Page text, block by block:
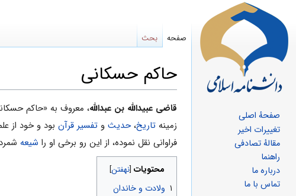
حاکم حسکانی
پرش
به
ناوبری
پرش
به
جستجو
قاضى عبیدالله بن عبدالله، معروف به «حاکم
زمینه تاریخ،حدیث و تفسیر قرآن بود و خود از
فراوانی نقل نموده، از این رو برخی او را شیعه
محتویات
۱ ولادت و خاندان
صفحه بحث
صفحهٔ اصلی
تغییرات اخیر
مقالهٔ تصادفی
راهنما
درباره ما
تماس با ما